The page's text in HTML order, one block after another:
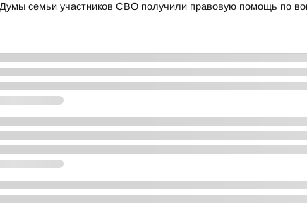
Думы семьи участников СВО получили правовую помощь по